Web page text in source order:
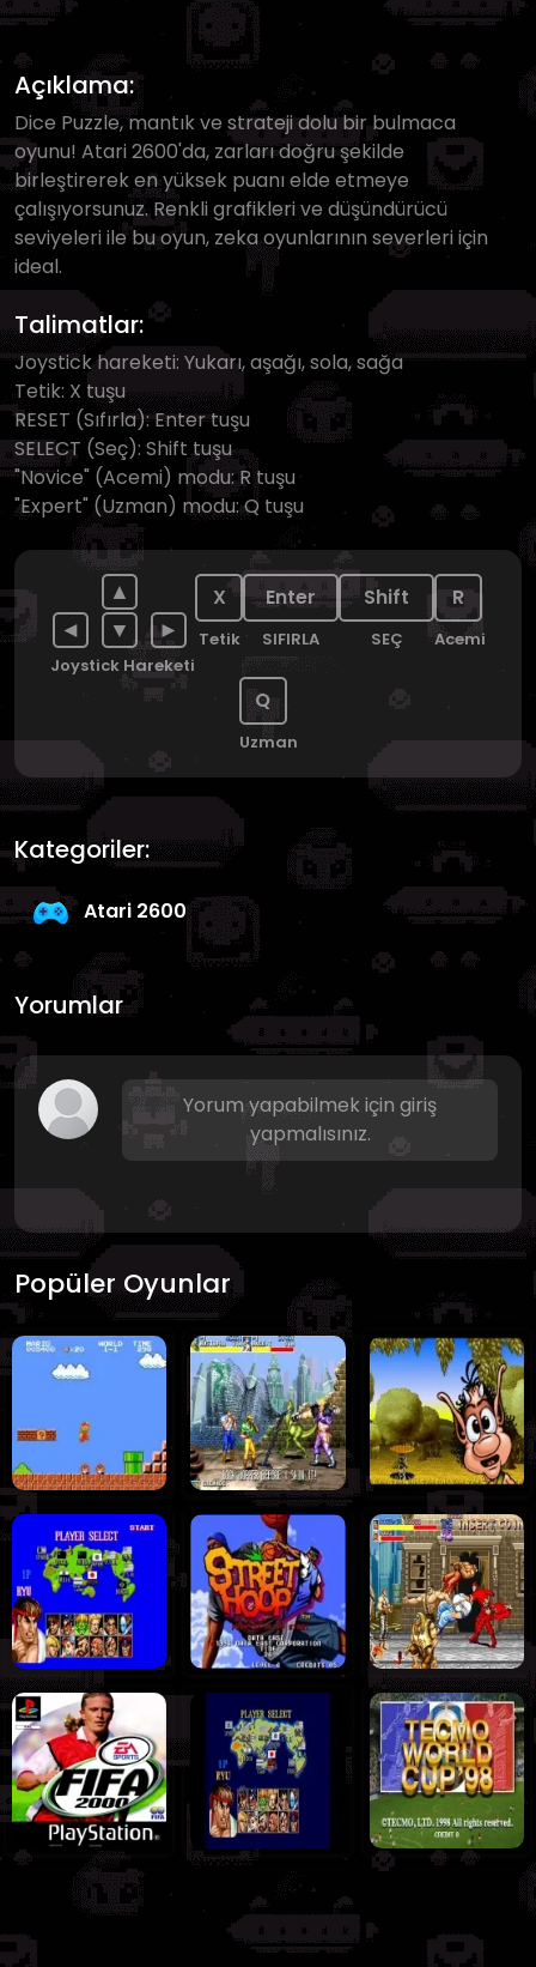
Açıklama:
Dice Puzzle, mantık ve strateji dolu bir bulmaca
oyunu! Atari 2600'da, zarları doğru şekilde
birleştirerek en yüksek puanı elde etmeye
çalışıyorsunuz. Renkli grafikleri ve düşündürücü
seviyeleri ile bu oyun, zeka oyunlarının severleri için
ideal.
Talimatlar:
Joystick hareketi: Yukarı, aşağı, sola, sağa
Tetik: X tuşu
RESET (Sıfırla): Enter tuşu
SELECT (Seç): Shift tuşu
"Novice" (Acemi) modu: R tuşu
"Expert" (Uzman) modu: Q tuşu
▲
◄
▼ ►
Joystick Hareketi
X
Tetik
Enter
SIFIRLA
Shift
SEÇ
R
Acemi
Q
Uzman
Kategoriler:
Atari 2600
Yorumlar
Yorum yapabilmek için giriş
yapmalısınız.
Popüler Oyunlar